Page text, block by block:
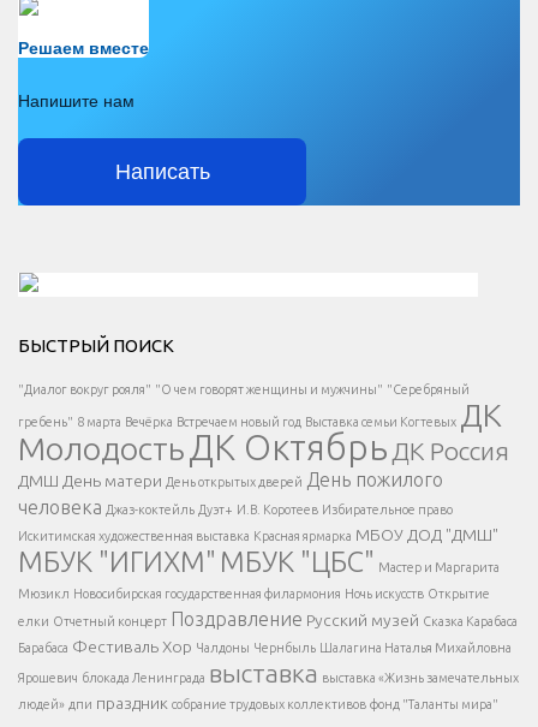
Решаем вместе
Напишите нам
Написать
Есть вопрос?
Напишите нам
</span >
Написать
</button >
</div >
</div > </div >
БЫСТРЫЙ ПОИСК
"Диалог вокруг рояля" "О чем говорят женщины и мужчины" "Серебряный
гребень" 8 марта Вечёрка Встречаем новый год Выставка семьи Когтевых ДК
МолодостьДК Октябрь ДК Россия
ДМШ День матери День открытых дверей День пожилого
человека Джаз-коктейль Дуэт+ И.В. Коротеев Избирательное право
Искитимская художественная выставка Красная ярмарка МБОУ ДОД "ДМШ"
МБУК "ИГИХМ" МБУК "ЦБС" Мастер и Маргарита
Мюзикл Новосибирская государственная филармония Ночь искусств Открытие
елки Отчетный концерт Поздравление Русский музей Сказка Карабаса
Барабаса Фестиваль Хор Чалдоны Чернбыль Шалагина Наталья Михайловна
Ярошевич блокада Ленинграда выставка выставка «Жизнь замечательных
людей» дпи праздник собрание трудовых коллективов фонд "Таланты мира"